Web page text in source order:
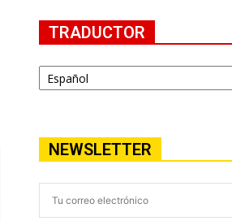
TRADUCTOR
NEWSLETTER